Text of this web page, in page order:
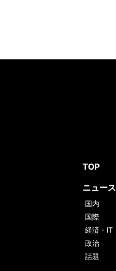
TOP
ニュース
国内
国際
経済・IT
政治
話題